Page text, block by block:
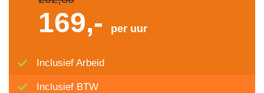
169,- per uur
Inclusief Arbeid
Inclusief BTW